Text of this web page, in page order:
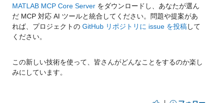
MATLAB MCP Core Server をダウンロードし、あなたが選ん
だ MCP 対応 AI ツールと統合してください。問題や提案があ
れば、プロジェクトの GitHub リポジトリに issue を投稿して
ください。
この新しい技術を使って、皆さんがどんなことをするのか楽し
みにしています。